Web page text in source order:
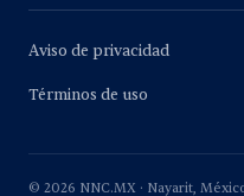
Aviso de privacidad
Términos de uso
© 2026 NNC.MX · Nayarit,